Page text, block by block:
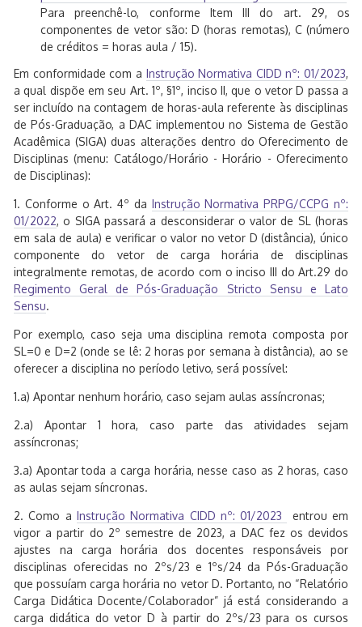
Para preenchê-lo, conforme Item III do art. 29, os
componentes de vetor são: D (horas remotas), C (número
de créditos = horas aula / 15).
Em conformidade com a Instrução Normativa CIDD nº: 01/2023,
a qual dispõe em seu Art. 1º, §1º, inciso II, que o vetor D passa a
ser incluído na contagem de horas-aula referente às disciplinas
de Pós-Graduação, a DAC implementou no Sistema de Gestão
Acadêmica (SIGA) duas alterações dentro do Oferecimento de
Disciplinas (menu: Catálogo/Horário - Horário - Oferecimento
de Disciplinas):
1. Conforme o Art. 4º da InstruçãoNormativa PRPG/CCPGnº:
01/2022, o SIGA passará a desconsiderar o valor de SL (horas
em sala de aula) e verificar o valor no vetor D (distância), único
componente do vetor de carga horária de disciplinas
integralmente remotas, de acordo com o inciso III do Art.29 do
Regimento Geral de Pós-Graduação Stricto Sensu e Lato
Sensu.
Por exemplo, caso seja uma disciplina remota composta por
SL=0 e D=2 (onde se lê: 2 horas por semana à distância), ao se
oferecer a disciplina no período letivo, será possível:
1.a) Apontar nenhum horário, caso sejam aulas assíncronas;
2.a) Apontar 1 hora, caso parte das atividades sejam
assíncronas;
3.a) Apontar toda a carga horária, nesse caso as 2 horas, caso
as aulas sejam síncronas.
2. Como a Instrução Normativa CIDD nº: 01/2023
entrou em
vigor a partir do 2º semestre de 2023, a DAC fez os devidos
ajustes na carga horária dos docentes responsáveis por
disciplinas oferecidas no 2ºs/23 e 1ºs/24 da Pós-Graduação
que possuíam carga horária no vetor D. Portanto, no “Relatório
Carga Didática Docente/Colaborador” já está considerando a
carga didática do vetor D à partir do 2ºs/23 para os cursos